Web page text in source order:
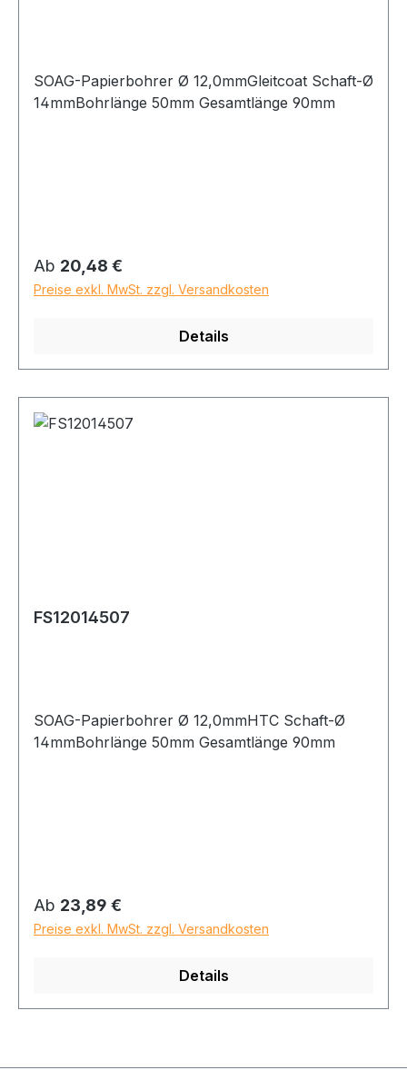
SOAG-Papierbohrer Ø 12,0mmGleitcoat Schaft-Ø
14mmBohrlänge 50mm Gesamtlänge 90mm
Regulärer Preis:
Ab 20,48 €
Preise exkl. MwSt. zzgl. Versandkosten
Details
FS12014507
SOAG-Papierbohrer Ø 12,0mmHTC Schaft-Ø
14mmBohrlänge 50mm Gesamtlänge 90mm
Regulärer Preis:
Ab 23,89 €
Preise exkl. MwSt. zzgl. Versandkosten
Details